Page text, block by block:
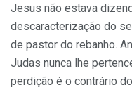
Jesus não estava
descaracterização do
de pastor do rebanho.
Judas nunca lhe
perdição é o contrário